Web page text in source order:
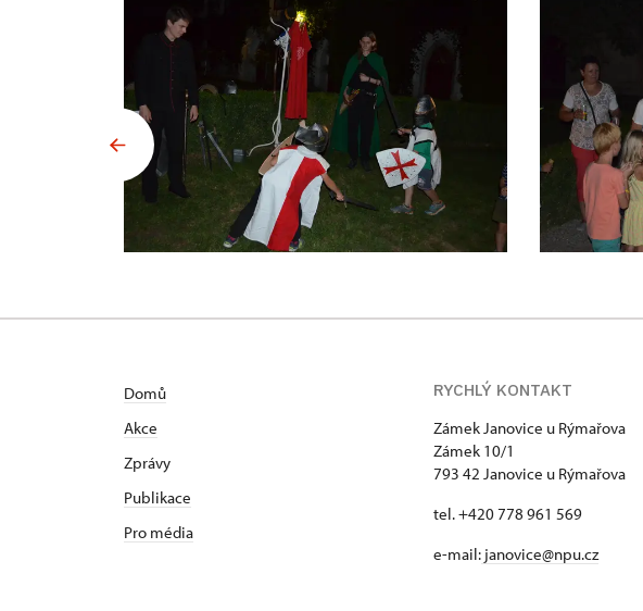
Domů
Akce
Zprávy
Publikace
Pro média
RYCHLÝ KONTAKT
Zámek Janovice u Rýmařova
Zámek 10/1
793 42 Janovice u Rýmařova
tel. +420 778 961 569
e-mail: janovice@npu.cz